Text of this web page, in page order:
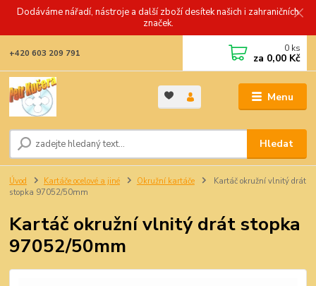
Dodáváme nářadí, nástroje a další zboží desítek našich i zahraničních
značek.
Menu
Hledat
+420 603 209 791 0 ks
za 0,00 Kč
Úvod Kartáče ocelové a jiné Okružní kartáče
Kartáč okružní vlnitý drát
stopka 97052/50mm
Kartáč okružní vlnitý drát stopka
97052/50mm